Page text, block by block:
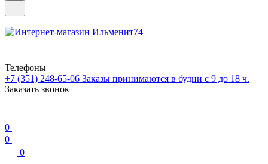
Телефоны
+7 (351) 248-65-06 Заказы принимаются в будни с 9 до 18 ч.
Заказать звонок
0
0
0